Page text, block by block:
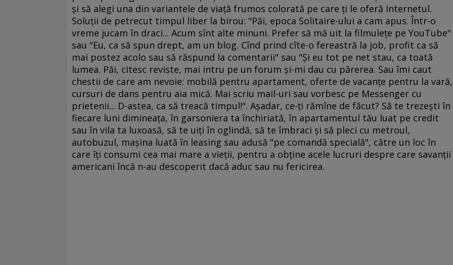
şi să alegi una din variantele de viaţă frumos colorată pe care ţi le oferă Internetul.
Soluţii de petrecut timpul liber la birou: "Păi, epoca Solitaire-ului a cam apus. Într-o
vreme jucam în draci... Acum sînt alte minuni. Prefer să mă uit la filmuleţe pe YouTube"
sau "Eu, ca să spun drept, am un blog. Cînd prind cîte-o fereastră la job, profit ca să
mai postez acolo sau să răspund la comentarii" sau "Şi eu tot pe net stau, ca toată
lumea. Păi, citesc reviste, mai intru pe un forum şi-mi dau cu părerea. Sau îmi caut
chestii de care am nevoie: mobilă pentru apartament, oferte de vacanţe pentru la vară,
cursuri de dans pentru aia mică. Mai scriu mail-uri sau vorbesc pe Messenger cu
prietenii... D-astea, ca să treacă timpul!". Aşadar, ce-ţi rămîne de făcut? Să te trezeşti în
fiecare luni dimineaţa, în garsoniera ta închiriată, în apartamentul tău luat pe credit
sau în vila ta luxoasă, să te uiţi în oglindă, să te îmbraci şi să pleci cu metroul,
autobuzul, maşina luată în leasing sau adusă "pe comandă specială", către un loc în
care îţi consumi cea mai mare a vieţii, pentru a obţine acele lucruri despre care savanţii
americani încă n-au descoperit dacă aduc sau nu fericirea.